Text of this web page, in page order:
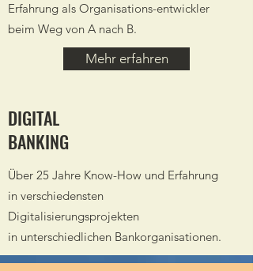
Erfahrung als Organisations-entwickler
beim Weg von A nach B.
Mehr erfahren
DIGITAL
BANKING
Über 25 Jahre Know-How und Erfahrung
in verschiedensten
Digitalisierungsprojekten
in unterschiedlichen Bankorganisationen.